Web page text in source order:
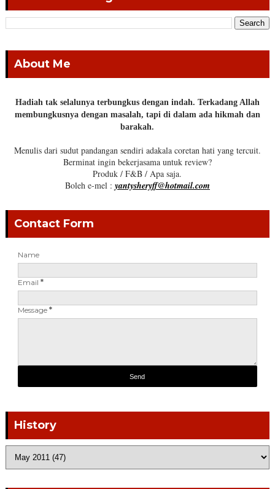
About Me
Hadiah tak selalunya terbungkus dengan indah. Terkadang Allah
membungkusnya dengan masalah, tapi di dalam ada hikmah dan
barakah.
Menulis dari sudut pandangan sendiri adakala coretan hati yang tercuit.
Berminat ingin bekerjasama untuk review?
Produk / F&B / Apa saja.
Boleh e-mel : yantysheryff@hotmail.com
Contact Form
Name
Email *
Message *
History